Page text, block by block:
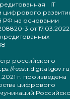
IT
цифрового
РФ на основании
3 от 17.03.2022
российского
reestr.digital.gov.ru,
г. произведена
цифрового